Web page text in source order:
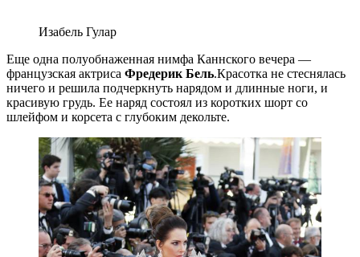
Изабель Гулар
Еще одна полуобнаженная нимфа Каннского вечера —
французская актриса Фредерик Бель.Красотка не стеснялась
ничего и решила подчеркнуть нарядом и длинные ноги, и
красивую грудь. Ее наряд состоял из коротких шорт со
шлейфом и корсета с глубоким декольте.